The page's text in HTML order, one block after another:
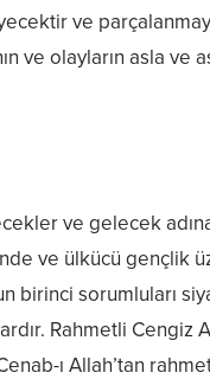
ve
ve olayların asla ve
ve gelecek
ve ülkücü gençlik
birinci sorumluları
Rahmetli Cengiz
ı Allah’tan